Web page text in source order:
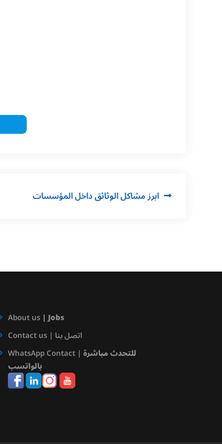
ابرز مشاكل الوثائق داخل المؤسسات
About us|Jobs
Contact us | اتصل بنا
WhatsApp Contact | للتحدث مباشرة
بالواتسب